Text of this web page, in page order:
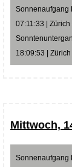
Sonnenaufgang
07:11:33 | Zürich
18:09:53 |
Mittwoch,
Sonnenaufgang